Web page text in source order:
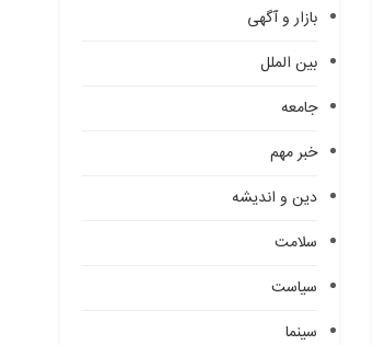
بازار و آگهی
بین الملل
جامعه
خبر مهم
دین و اندیشه
سلامت
سیاست
سینما